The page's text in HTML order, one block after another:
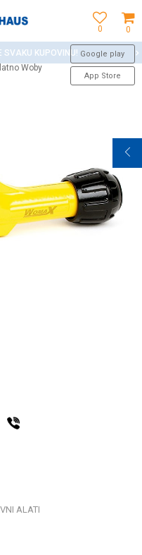
0
0
Woby
Google play
App Store
SVAKU KUPOVINU!
ALATI